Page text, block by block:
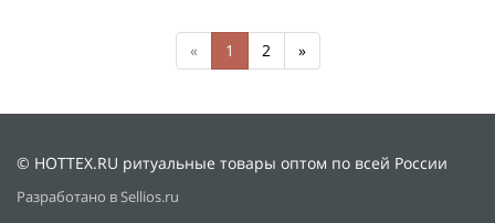
« 1 2 »
© HOTTEX.RU ритуальные товары оптом по всей России
Разработано в Sellios.ru